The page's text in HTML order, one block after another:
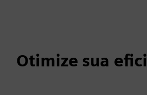
Otimize sua